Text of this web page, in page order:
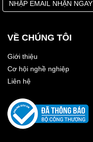
VỀ CHÚNG TÔI
Giới thiệu
Cơ hội nghề nghiệp
Liên hệ